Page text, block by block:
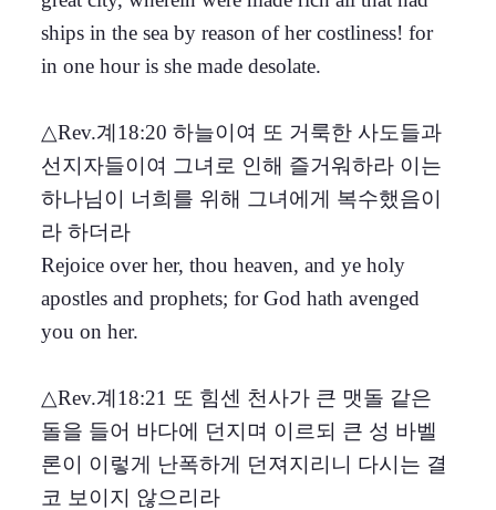
ships in the sea by reason of her costliness! for
in one hour is she made desolate.
△Rev.계18:20 하늘이여 또 거룩한 사도들과
선지자들이여 그녀로 인해 즐거워하라 이는
하나님이 너희를 위해 그녀에게 복수했음이
라 하더라
Rejoice over her, thou heaven, and ye holy
apostles and prophets; for God hath avenged
you on her.
△Rev.계18:21 또 힘센 천사가 큰 맷돌 같은
돌을 들어 바다에 던지며 이르되 큰 성 바벨
론이 이렇게 난폭하게 던져지리니 다시는 결
코 보이지 않으리라